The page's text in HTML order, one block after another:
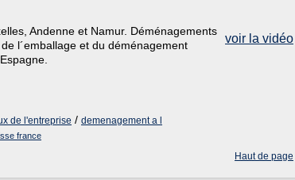
voir la vidéo
Andenne et Namur. Déménagements
l´emballage et du déménagement
de l'entreprise / demenagement a l
france
Haut de page